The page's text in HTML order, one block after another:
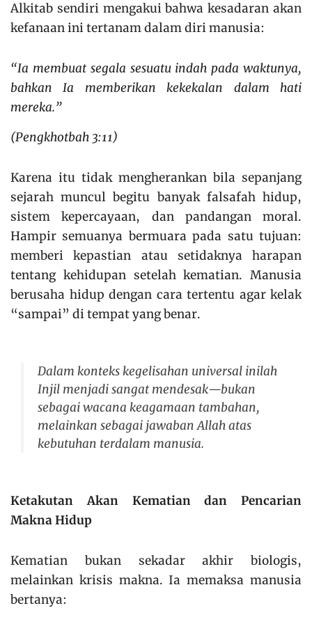
Alkitab sendiri mengakui bahwa kesadaran akan
kefanaan ini tertanam dalam diri manusia:
“Ia membuat segala sesuatu indah pada waktunya,
bahkan Ia memberikan kekekalan dalam hati
mereka.”
(Pengkhotbah 3:11)
Karena itu tidak mengherankan bila sepanjang
sejarah muncul begitu banyak falsafah hidup,
sistem kepercayaan, dan pandangan moral.
Hampir semuanya bermuara pada satu tujuan:
memberi kepastian atau setidaknya harapan
tentang kehidupan setelah kematian. Manusia
berusaha hidup dengan cara tertentu agar kelak
“sampai” di tempat yang benar.
Dalam konteks kegelisahan universal inilah
Injil menjadi sangat mendesak—bukan
sebagai wacana keagamaan tambahan,
melainkan sebagai jawaban Allah atas
kebutuhan terdalam manusia.
Ketakutan Akan Kematian dan Pencarian
Makna Hidup
Kematian bukan sekadar akhir biologis,
melainkan krisis makna. Ia memaksa manusia
bertanya: